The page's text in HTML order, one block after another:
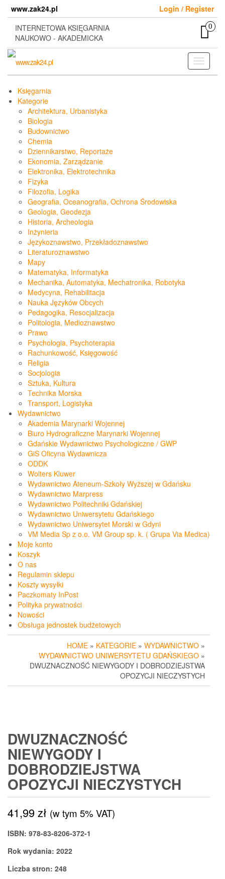
content
www.zak24.pl
Login / Register
INTERNETOWA KSIĘGARNIA
NAUKOWO - AKADEMICKA
0
Toggle
Księgarnia
Kategorie
Architektura, Urbanistyka
Biologia
Budownictwo
Chemia
Dziennikarstwo, Reportaże
Ekonomia, Zarządzanie
Elektronika, Elektrotechnika
Fizyka
Filozofia, Logika
Geografia, Oceanografia, Ochrona Środowiska
Geologia, Geodezja
Historia, Archeologia
Inżynieria
Językoznawstwo, Przekładoznawstwo
Literaturoznawstwo
Mapy
Matematyka, Informatyka
Mechanika, Automatyka, Mechatronika, Robotyka
Medycyna, Rehabilitacja
Nauka Języków Obcych
Pedagogika, Resocjalizacja
Politologia, Medioznawstwo
Prawo
Psychologia, Psychoterapia
Rachunkowość, Księgowość
Religia
Socjologia
Sztuka, Kultura
Technika Morska
Transport, Logistyka
Wydawnictwo
Akademia Marynarki Wojennej
Biuro Hydrograficzne Marynarki Wojennej
Gdańskie Wydawnictwo Psychologiczne / GWP
GiS Oficyna Wydawnicza
ODDK
Wolters Kluwer
Wydawnictwo Ateneum-Szkoły Wyższej w Gdańsku
Wydawnictwo Marpress
Wydawnictwo Politechniki Gdańskiej
Wydawnictwo Uniwersytetu Gdańskiego
Wydawnictwo Uniwersytet Morski w Gdyni
VM Media Sp z o.o. VM Group sp. k. ( Grupa Via Medica)
Moje konto
Koszyk
O nas
Regulamin sklepu
Koszty wysyłki
Paczkomaty InPost
Polityka prywatności
Nowości
Obsługa jednostek budżetowych
HOME » KATEGORIE » WYDAWNICTWO »
WYDAWNICTWO UNIWERSYTETU GDAŃSKIEGO »
DWUZNACZNOŚĆ NIEWYGODY I DOBRODZIEJSTWA
OPOZYCJI NIECZYSTYCH
DWUZNACZNOŚĆ
NIEWYGODY I
DOBRODZIEJSTWA
OPOZYCJI NIECZYSTYCH
41,99zł (w tym 5% VAT)
ISBN: 978-83-8206-372-1
Rok wydania: 2022
Liczba stron: 248